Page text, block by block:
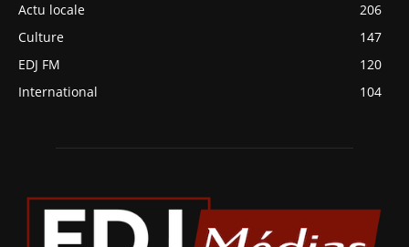
Actu locale
206
Culture
147
EDJ FM
120
International
104